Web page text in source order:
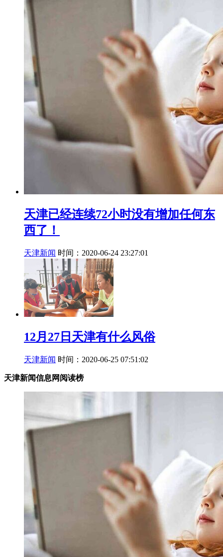
天津已经连续72小时没有增加任何东
西了！
天津新闻 时间：2020-06-24 23:27:01
12月27日天津有什么风俗
天津新闻 时间：2020-06-25 07:51:02
天津新闻信息网阅读榜